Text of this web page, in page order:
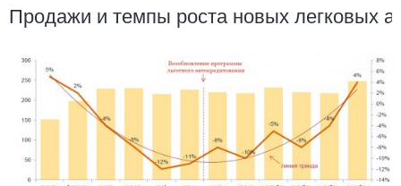
Продажи и темпы роста новых легковых